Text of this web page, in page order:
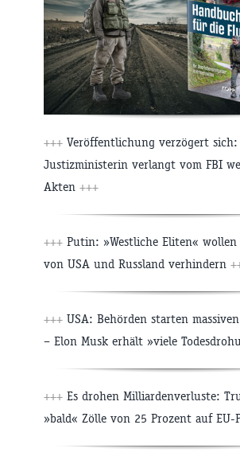
+++ Veröffentlichung verzögert sich:
Justizministerin verlangt vom FBI
Akten +++
+++ Putin: »Westliche Eliten«
von USA und Russland verhindern
+++ USA: Behörden starten
– Elon Musk erhält »viele
+++ Es drohen Milliardenverluste:
»bald« Zölle von 25 Prozent auf EU-